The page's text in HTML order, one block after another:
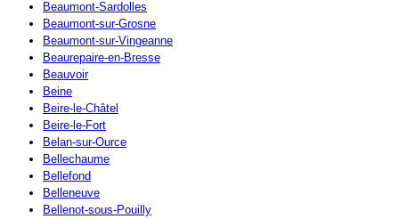
Beaumont-Sardolles
Beaumont-sur-Grosne
Beaumont-sur-Vingeanne
Beaurepaire-en-Bresse
Beauvoir
Beine
Beire-le-Châtel
Beire-le-Fort
Belan-sur-Ource
Bellechaume
Bellefond
Belleneuve
Bellenot-sous-Pouilly